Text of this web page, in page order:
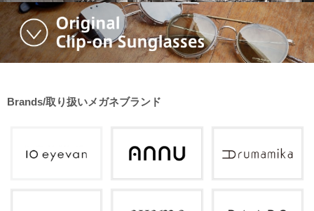
Brands/取り扱いメガネブランド